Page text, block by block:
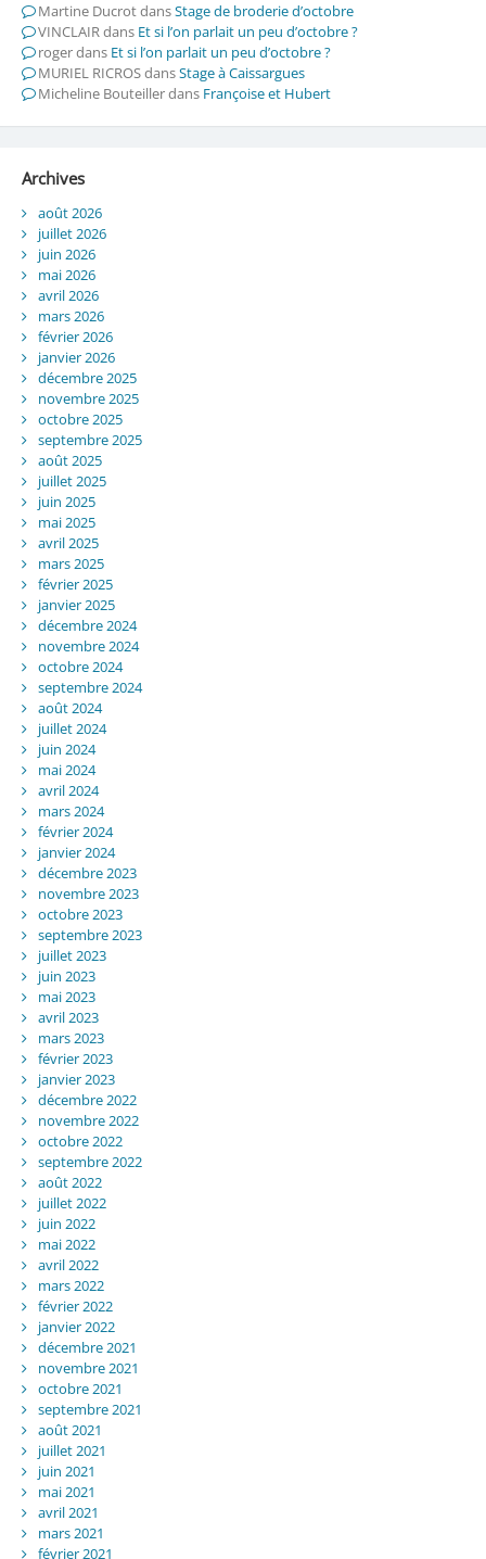
Martine DucrotdansStage de broderie d’octobre
VINCLAIRdans Et si l’on parlait un peu d’octobre ?
rogerdans Et si l’on parlait un peu d’octobre ?
MURIEL RICROSdansStage à Caissargues
Micheline Bouteillerdans Françoise et Hubert
Archives
août 2026
juillet 2026
juin 2026
mai 2026
avril 2026
mars 2026
février 2026
janvier 2026
décembre 2025
novembre 2025
octobre 2025
septembre 2025
août 2025
juillet 2025
juin 2025
mai 2025
avril 2025
mars 2025
février 2025
janvier 2025
décembre 2024
novembre 2024
octobre 2024
septembre 2024
août 2024
juillet 2024
juin 2024
mai 2024
avril 2024
mars 2024
février 2024
janvier 2024
décembre 2023
novembre 2023
octobre 2023
septembre 2023
juillet 2023
juin 2023
mai 2023
avril 2023
mars 2023
février 2023
janvier 2023
décembre 2022
novembre 2022
octobre 2022
septembre 2022
août 2022
juillet 2022
juin 2022
mai 2022
avril 2022
mars 2022
février 2022
janvier 2022
décembre 2021
novembre 2021
octobre 2021
septembre 2021
août 2021
juillet 2021
juin 2021
mai 2021
avril 2021
mars 2021
février 2021